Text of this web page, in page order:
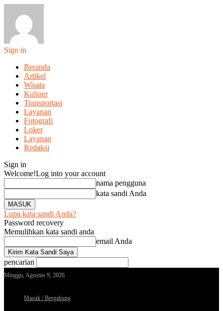
Sign in
Beranda
Artikel
Wisata
Kuliner
Transportasi
Layanan
Fotografi
Loker
Layanan
Redaksi
Sign in
Welcome!Log into your account
nama pengguna
kata sandi Anda
Lupa kata sandi Anda?
Password recovery
Memulihkan kata sandi anda
email Anda
pencarian
Minggu, Agustus 9, 2026
Masuk / Bergabung